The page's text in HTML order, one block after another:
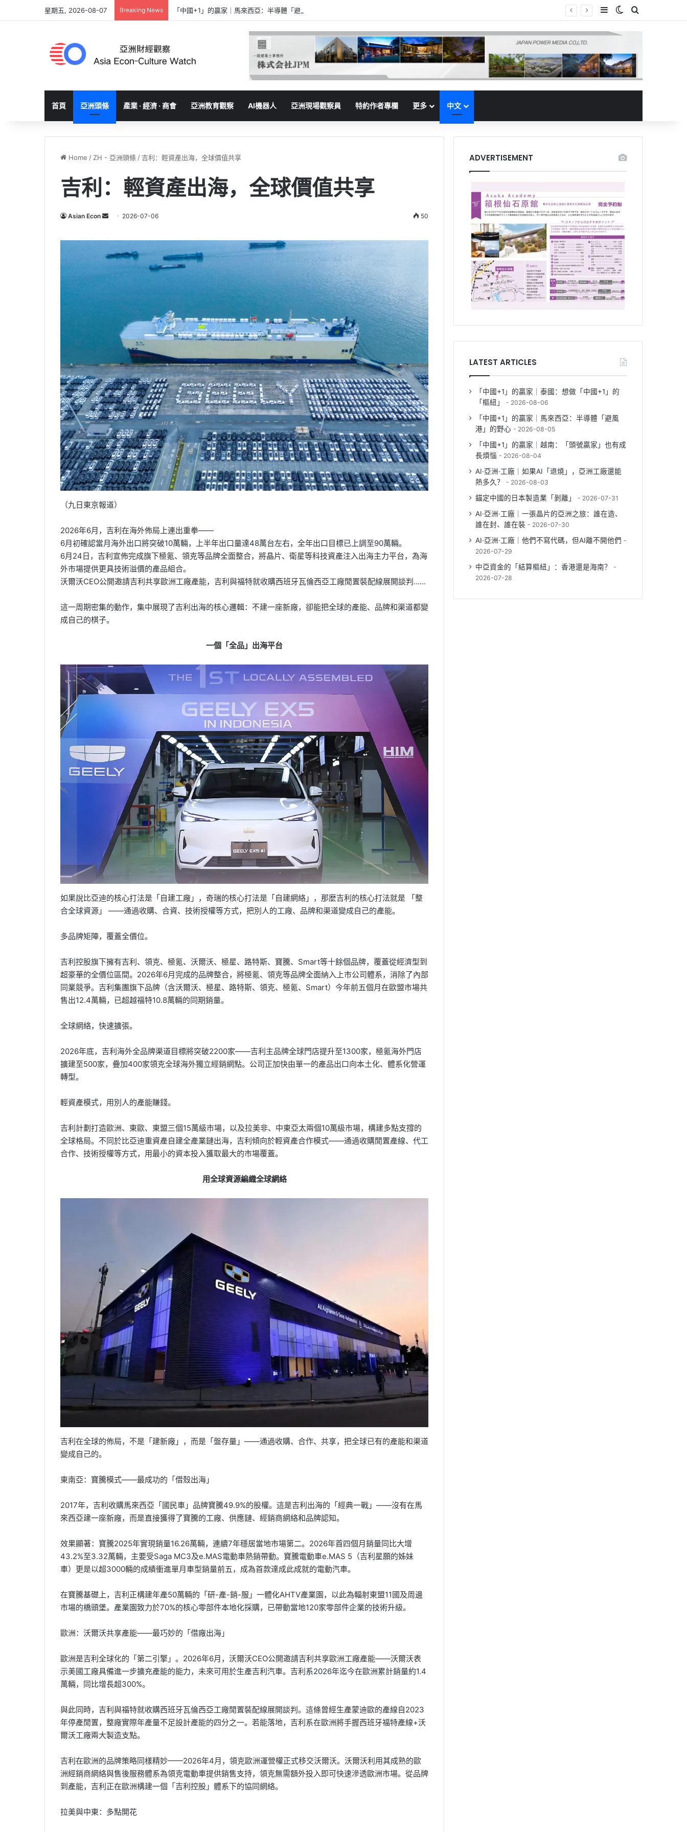
星期五, 2026-08-07 Breaking News 「中國+1」的贏家｜馬來西亞：半導體「避風港」的野心 SidebarSwitch skin
Search for
首頁 亞洲頭條 產業 · 經濟 · 商會 亞洲教育觀察 AI機器人 亞洲現場觀察員 特約作者專欄 更多 中文
Home /ZH - 亞洲頭條/吉利：輕資產出海，全球價值共享
吉利：輕資產出海，全球價值共享
Asian Econ
Send
email
2026-07-06 50
（九日東京報道）
2026年6月，吉利在海外佈局上連出重拳——
6月初確認當月海外出口將突破10萬輛，上半年出口量達48萬台左右，全年出口目標已上調至90萬輛。
6月24日，吉利宣佈完成旗下極氪、領克等品牌全面整合，將晶片、衛星等科技資產注入出海主力平台，為海
外市場提供更具技術溢價的產品組合。
沃爾沃CEO公開邀請吉利共享歐洲工廠產能，吉利與福特就收購西班牙瓦倫西亞工廠閒置裝配線展開談判……
這一周期密集的動作，集中展現了吉利出海的核心邏輯：不建一座新廠，卻能把全球的產能、品牌和渠道都變
成自己的棋子。
一個「全品」出海平台
如果說比亞迪的核心打法是「自建工廠」，奇瑞的核心打法是「自建網絡」，那麼吉利的核心打法就是 「整
合全球資源」 ——通過收購、合資、技術授權等方式，把別人的工廠、品牌和渠道變成自己的產能。
多品牌矩陣，覆蓋全價位。
吉利控股旗下擁有吉利、領克、極氪、沃爾沃、極星、路特斯、寶騰、Smart等十餘個品牌，覆蓋從經濟型到
超豪華的全價位區間。2026年6月完成的品牌整合，將極氪、領克等品牌全面納入上市公司體系，消除了內部
同業競爭。吉利集團旗下品牌（含沃爾沃、極星、路特斯、領克、極氪、Smart）今年前五個月在歐盟市場共
售出12.4萬輛，已超越福特10.8萬輛的同期銷量。
全球網絡，快速擴張。
2026年底，吉利海外全品牌渠道目標將突破2200家——吉利主品牌全球門店提升至1300家，極氪海外門店
擴建至500家，疊加400家領克全球海外獨立經銷網點。公司正加快由單一的產品出口向本土化、體系化營運
轉型。
輕資產模式，用別人的產能賺錢。
吉利計劃打造歐洲、東歐、東盟三個15萬級市場，以及拉美非、中東亞太兩個10萬級市場，構建多點支撐的
全球格局。不同於比亞迪重資產自建全產業鏈出海，吉利傾向於輕資產合作模式——通過收購閒置產線、代工
合作、技術授權等方式，用最小的資本投入獲取最大的市場覆蓋。
用全球資源編織全球網絡
吉利在全球的佈局，不是「建新廠」，而是「盤存量」——通過收購、合作、共享，把全球已有的產能和渠道
變成自己的。
東南亞：寶騰模式——最成功的「借殼出海」
2017年，吉利收購馬來西亞「國民車」品牌寶騰49.9%的股權。這是吉利出海的「經典一戰」——沒有在馬
來西亞建一座新廠，而是直接獲得了寶騰的工廠、供應鏈、經銷商網絡和品牌認知。
效果顯著：寶騰2025年實現銷量16.26萬輛，連續7年穩居當地市場第二。2026年首四個月銷量同比大增
43.2%至3.32萬輛，主要受Saga MC3及e.MAS電動車熱銷帶動。寶騰電動車e.MAS 5（吉利星願的姊妹
車）更是以超3000輛的成績衝進單月車型銷量前五，成為首款達成此成就的電動汽車。
在寶騰基礎上，吉利正構建年產50萬輛的「研-產-銷-服」一體化AHTV產業園，以此為輻射東盟11國及周邊
市場的橋頭堡。產業園致力於70%的核心零部件本地化採購，已帶動當地120家零部件企業的技術升級。
歐洲：沃爾沃共享產能——最巧妙的「借廠出海」
歐洲是吉利全球化的「第二引擎」。2026年6月，沃爾沃CEO公開邀請吉利共享歐洲工廠產能——沃爾沃表
示美國工廠具備進一步擴充產能的能力，未來可用於生產吉利汽車。吉利系2026年迄今在歐洲累計銷量約1.4
萬輛，同比增長超300%。
與此同時，吉利與福特就收購西班牙瓦倫西亞工廠閒置裝配線展開談判。這條曾經生產蒙迪歐的產線自2023
年停產閒置，整廠實際年產量不足設計產能的四分之一。若能落地，吉利系在歐洲將手握西班牙福特產線+沃
爾沃工廠兩大製造支點。
吉利在歐洲的品牌策略同樣精妙——2026年4月，領克歐洲運營權正式移交沃爾沃。沃爾沃利用其成熟的歐
洲經銷商網絡與售後服務體系為領克電動車提供銷售支持，領克無需額外投入即可快速滲透歐洲市場。從品牌
到產能，吉利正在歐洲構建一個「吉利控股」體系下的協同網絡。
拉美與中東：多點開花
ADVERTISEMENT
LATEST ARTICLES
「中國+1」的贏家｜泰國：想做「中國+1」的
「樞紐」
2026-08-06
「中國+1」的贏家｜馬來西亞：半導體「避風
港」的野心
2026-08-05
「中國+1」的贏家｜越南：「頭號贏家」也有成
長煩惱
2026-08-04
AI·亞洲·工廠｜如果AI「退燒」，亞洲工廠還能
熱多久？
2026-08-03
錨定中國的日本製造業「剝離」 2026-07-31
AI·亞洲·工廠｜一張晶片的亞洲之旅：誰在造、
誰在封、誰在裝
2026-07-30
AI·亞洲·工廠｜他們不寫代碼，但AI離不開他們
2026-07-29
中亞資金的「結算樞紐」：香港還是海南？
2026-07-28